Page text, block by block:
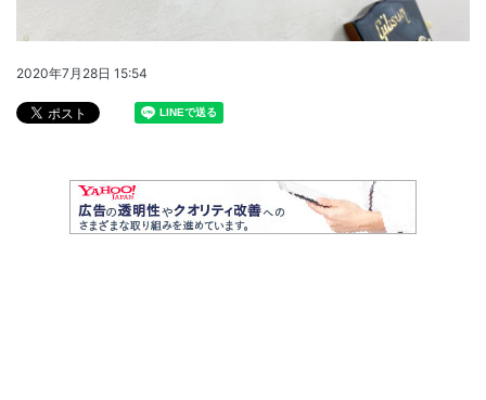
2020年7月28日 15:54